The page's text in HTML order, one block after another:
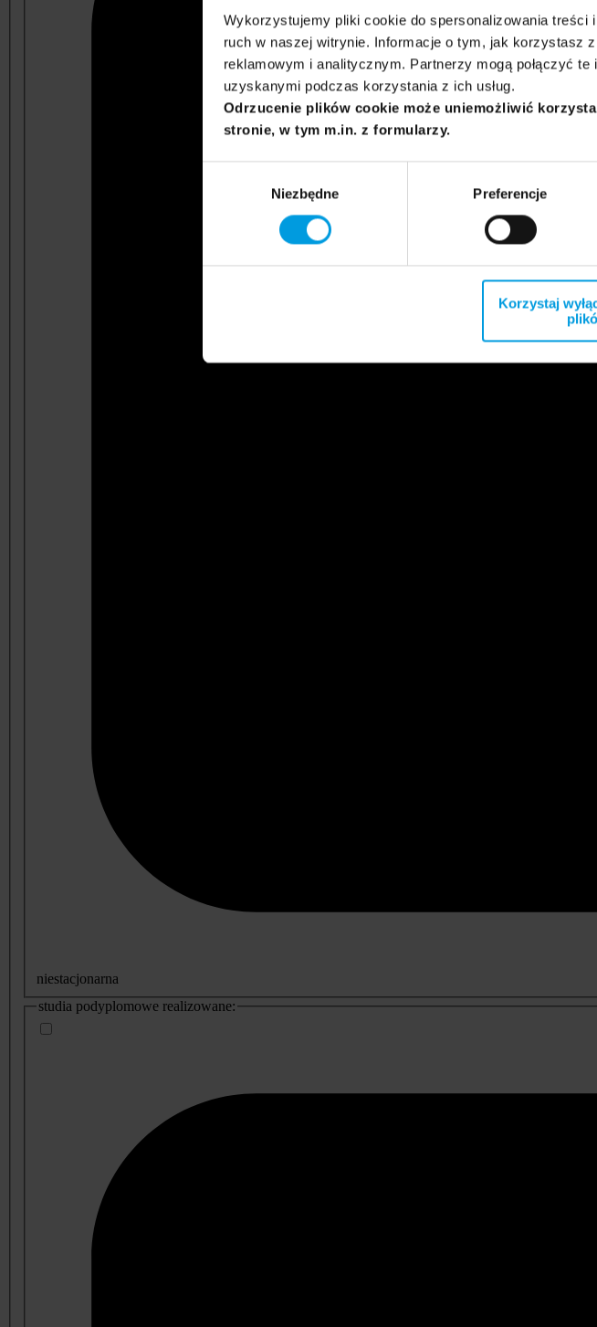
Wykorzystujemy pliki cookie do spersonalizowania treści
ruch w naszej witrynie. Informacje o tym, jak korzystasz
reklamowym i analitycznym. Partnerzy mogą połączyć
uzyskanymi podczas korzystania z ich usług.
Odrzucenie plików cookie może uniemożliwić
stronie, w tym m.in. z formularzy.
Niezbędne Preferencje
Korzystaj
niestacjonarna
studia podyplomowe realizowane: